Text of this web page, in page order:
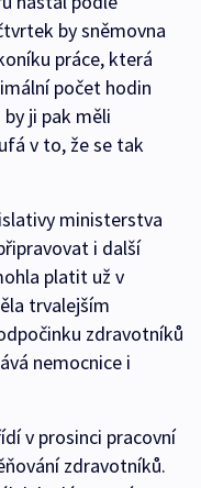
by sněmovna
práce, která
počet hodin
ji pak měli
v to, že se tak
ministerstva
i další
platit už v
trvalejším
zdravotníků
nemocnice i
v prosinci pracovní
zdravotníků.